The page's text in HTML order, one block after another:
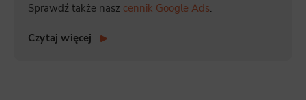
example, we may use functional cookies to remember your language preferences or to remember your login information,
making it easier for you to use the site.
Analytics
Sprawdź także nasz cennik Google Ads.
Czytaj więcej